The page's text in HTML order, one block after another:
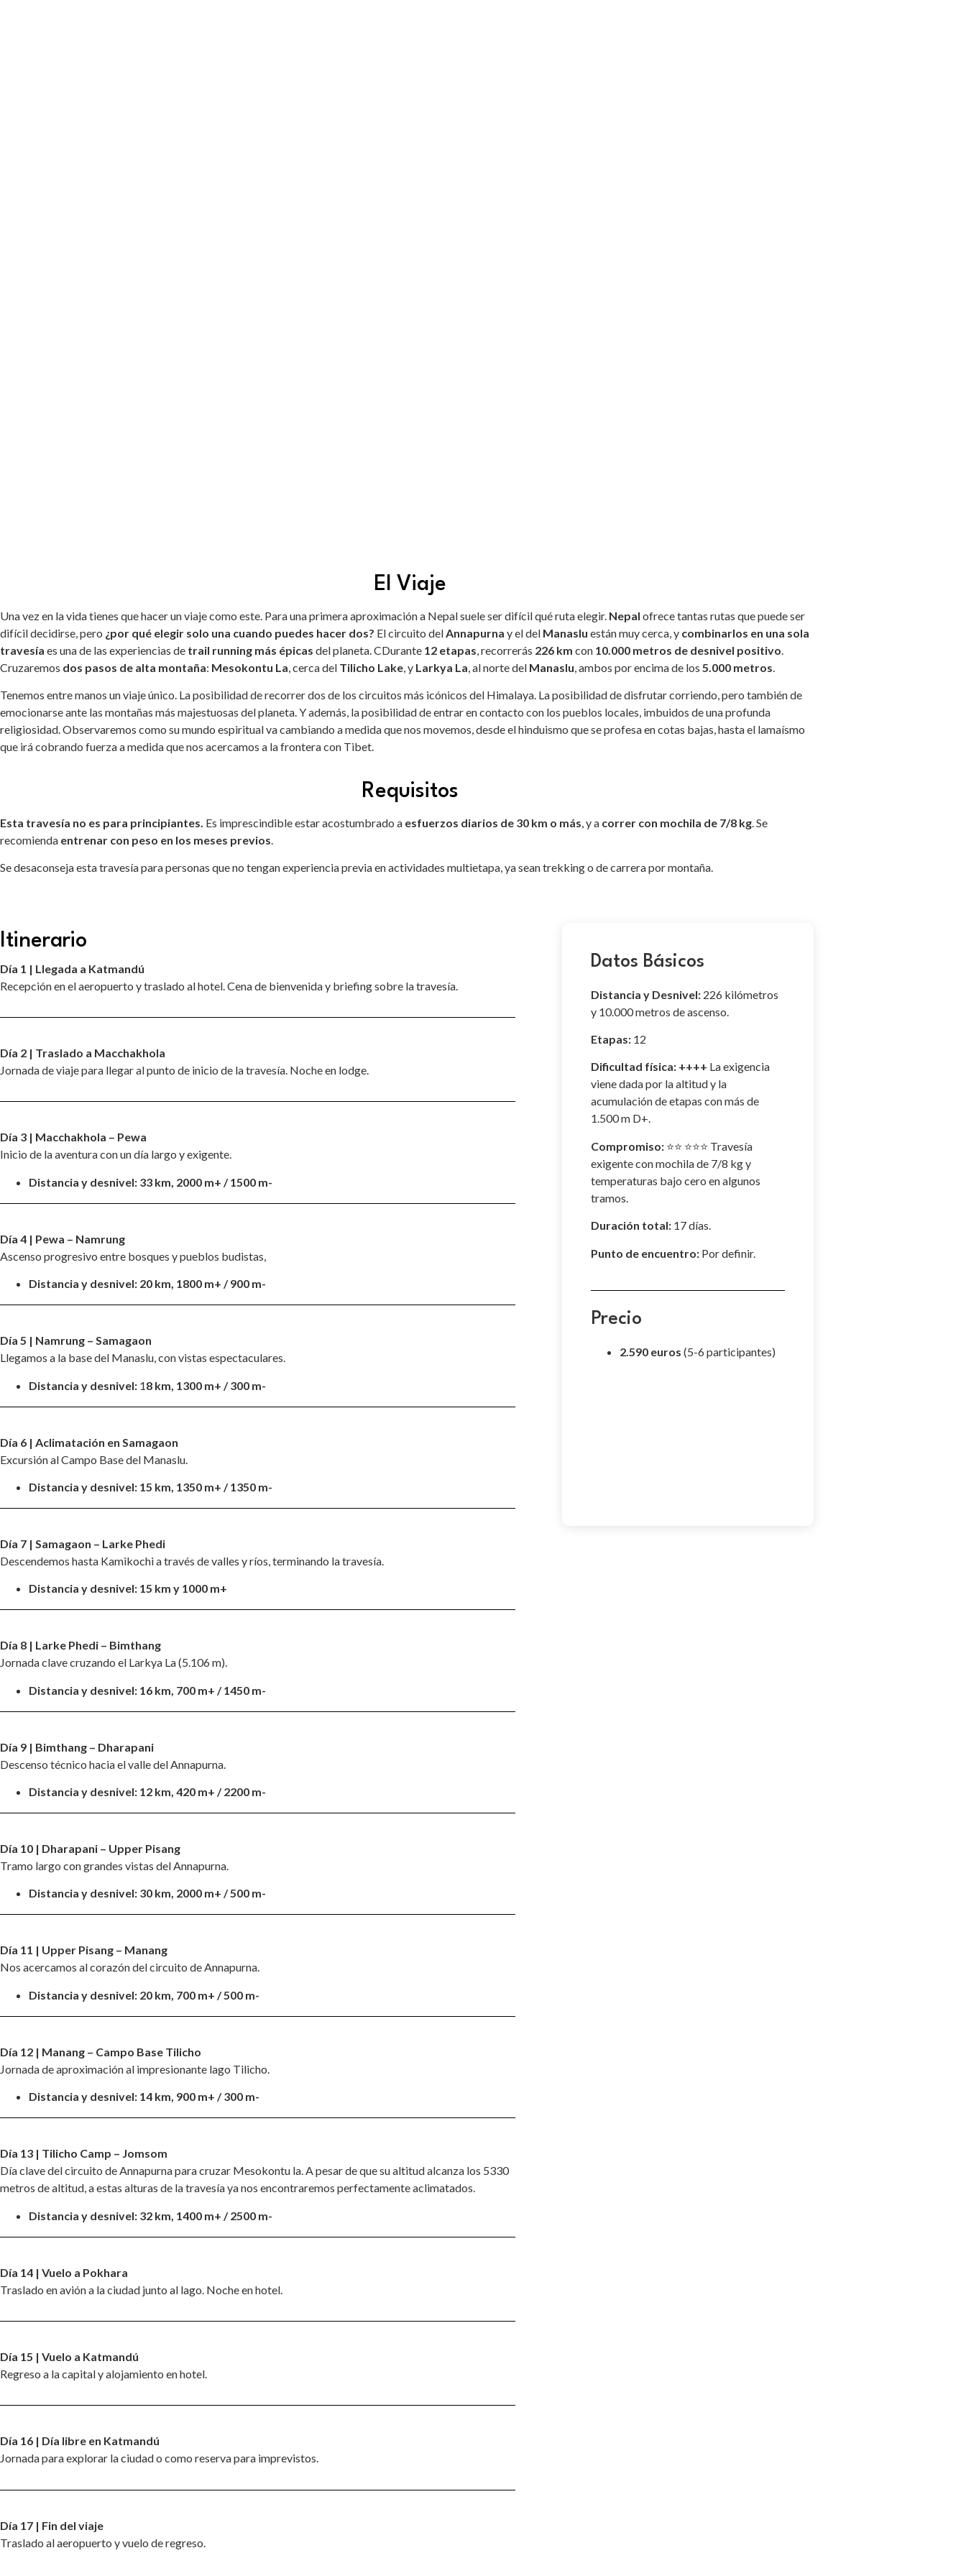
El Viaje
Una vez en la vida tienes que hacer un viaje como este. Para una primera aproximación a Nepal suele ser difícil qué ruta elegir. Nepal ofrece tantas rutas que puede ser
difícil decidirse, pero ¿por qué elegir solo una cuando puedes hacer dos? El circuito delAnnapurna y el del Manaslu están muy cerca, y combinarlos en una sola
travesía es una de las experiencias de trail running más épicas del planeta. CDurante 12 etapas, recorrerás 226 km con 10.000 metros de desnivel positivo.
Cruzaremos dos pasos de alta montaña: Mesokontu La, cerca del Tilicho Lake, y Larkya La, al norte del Manaslu, ambos por encima de los 5.000 metros.
Tenemos entre manos un viaje único. La posibilidad de recorrer dos de los circuitos más icónicos del Himalaya. La posibilidad de disfrutar corriendo, pero también de
emocionarse ante las montañas más majestuosas del planeta. Y además, la posibilidad de entrar en contacto con los pueblos locales, imbuidos de una profunda
religiosidad. Observaremos como su mundo espiritual va cambiando a medida que nos movemos, desde el hinduismo que se profesa en cotas bajas, hasta el lamaísmo
que irá cobrando fuerza a medida que nos acercamos a la frontera con Tibet.
Requisitos
Esta travesía no es para principiantes. Es imprescindible estar acostumbrado a esfuerzos diarios de 30 km o más , y a correr con mochila de 7/8 kg . Se
recomienda entrenar con peso en los meses previos
Se desaconseja esta travesía para personas que no tengan experiencia previa en actividades multietapa, ya sean trekking o de carrera por montaña.
Itinerario
Día 1 | Llegada a Katmandú
Recepción en el aeropuerto y traslado al hotel. Cena de bienvenida y briefing sobre la travesía.
Día 2 | Traslado a Macchakhola
Jornada de viaje para llegar al punto de inicio de la travesía. Noche en lodge.
Día 3 | Macchakhola – Pewa
Inicio de la aventura con un día largo y exigente.
Distancia y desnivel: 33 km, 2000 m+ / 1500 m-
Día 4 | Pewa – Namrung
Ascenso progresivo entre bosques y pueblos budistas,
Distancia y desnivel: 20 km, 1800 m+ / 900 m-
Día 5 | Namrung – Samagaon
Llegamos a la base del Manaslu, con vistas espectaculares.
Distancia y desnivel: 18 km, 1300 m+ / 300 m-
Día 6 | Aclimatación en Samagaon
Excursión al Campo Base del Manaslu.
Distancia y desnivel: 15 km, 1350 m+ / 1350 m-
Día 7 | Samagaon – Larke Phedi
Descendemos hasta Kamikochi a través de valles y ríos, terminando la travesía.
Distancia y desnivel: 15 km y 1000 m+
Día 8 | Larke Phedi – Bimthang
Jornada clave cruzando el Larkya La (5.106 m).
Distancia y desnivel: 16 km, 700 m+ / 1450 m-
Día 9 | Bimthang – Dharapani
Descenso técnico hacia el valle del Annapurna.
Distancia y desnivel: 12 km, 420 m+ / 2200 m-
Día 10 | Dharapani – Upper Pisang
Tramo largo con grandes vistas del Annapurna.
Distancia y desnivel: 30 km, 2000 m+ / 500 m-
Día 11 | Upper Pisang – Manang
Nos acercamos al corazón del circuito de Annapurna.
Distancia y desnivel: 20 km, 700 m+ / 500 m-
Día 12 | Manang – Campo Base Tilicho
Jornada de aproximación al impresionante lago Tilicho.
Distancia y desnivel: 14 km, 900 m+ / 300 m-
Día 13 | Tilicho Camp – Jomsom
Día clave del circuito de Annapurna para cruzar Mesokontu la. A pesar de que su altitud alcanza los 5330
metros de altitud, a estas alturas de la travesía ya nos encontraremos perfectamente aclimatados.
Distancia y desnivel: 32 km, 1400 m+ / 2500 m-
Día 14 | Vuelo a Pokhara
Traslado en avión a la ciudad junto al lago. Noche en hotel.
Día 15 | Vuelo a Katmandú
Regreso a la capital y alojamiento en hotel.
Día 16 | Día libre en Katmandú
Jornada para explorar la ciudad o como reserva para imprevistos.
Día 17 | Fin del viaje
Traslado al aeropuerto y vuelo de regreso.
Datos Básicos
Distancia y Desnivel:226 kilómetros
y 10.000 metros de ascenso.
Etapas:12
Dificultad física: ++++ La exigencia
viene dada por la altitud y la
acumulación de etapas con más de
1.500 m D+.
Compromiso:⭐⭐ ⭐⭐⭐ Travesía
exigente con mochila de 7/8 kg y
temperaturas bajo cero en algunos
tramos.
Duración total:17 días.
Punto de encuentro:Por definir.
Precio
2.590 euros (5-6 participantes)